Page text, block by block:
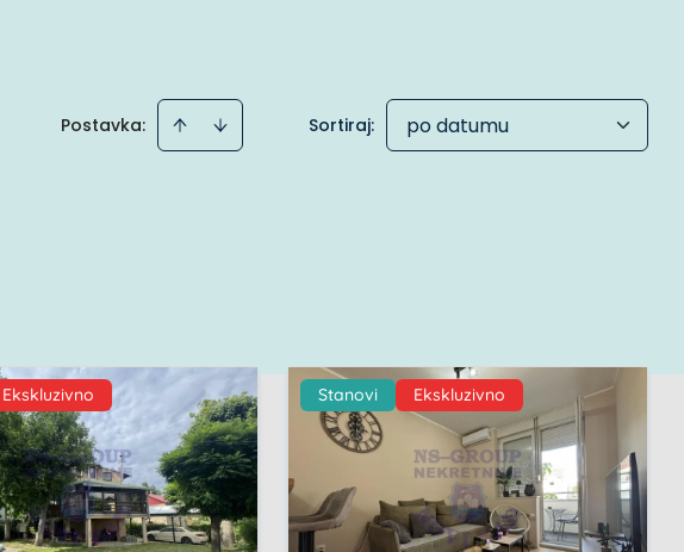
Postavka: Sortiraj: po datumu
Ekskluzivno Stanovi Ekskluzivno